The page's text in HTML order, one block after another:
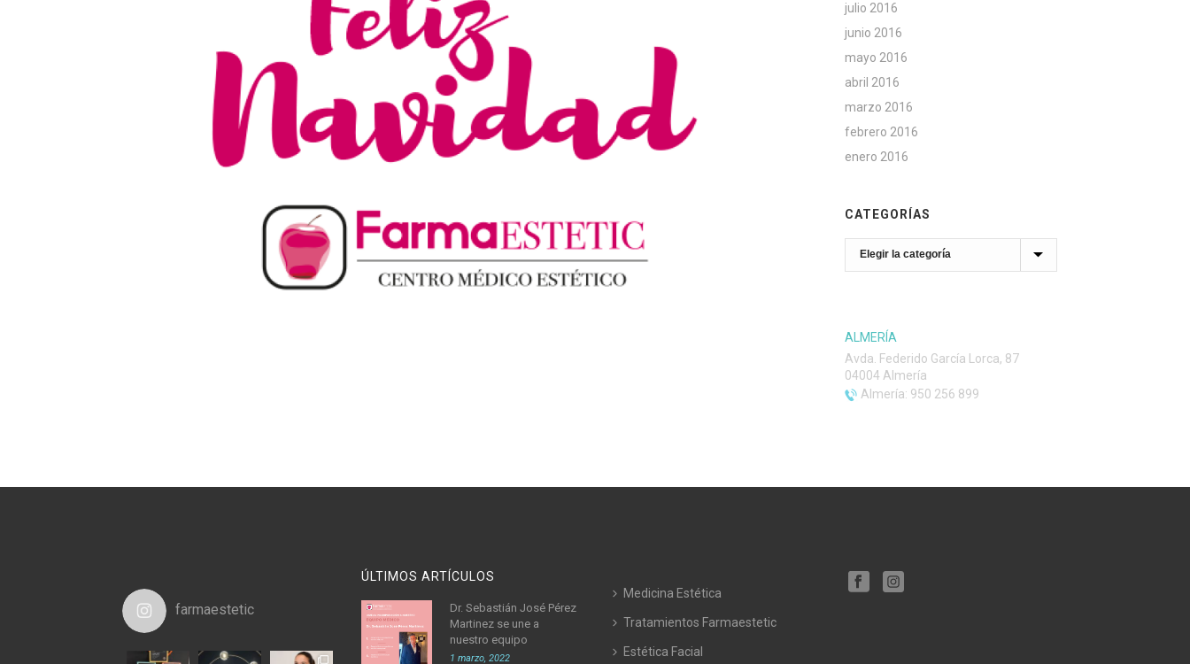
julio 2016
junio 2016
mayo 2016
abril 2016
marzo 2016
febrero 2016
enero 2016
CATEGORÍAS
Categorías
ALMERÍA
Avda. Federido García Lorca, 87
04004 Almería
Almería: 950 256 899
farmaestetic
ÚLTIMOS ARTÍCULOS
Dr. Sebastián José Pérez
Martinez se une a
nuestro equipo
1 marzo, 2022
Medicina Estética
Tratamientos Farmaestetic
Estética Facial